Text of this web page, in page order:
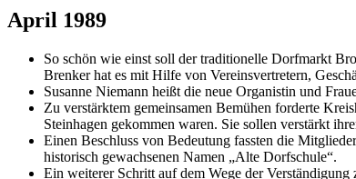
April 1989
So schön wie einst soll der traditionelle Dorfmarkt
Brenker hat es mit Hilfe von Vereinsvertretern,
Susanne Niemann heißt die neue Organistin und
Zu verstärktem gemeinsamen Bemühen forderte
Steinhagen gekommen waren. Sie sollen verstärkt
Einen Beschluss von Bedeutung fassten die
historisch gewachsenen Namen „Alte Dorfschule“.
Ein weiterer Schritt auf dem Wege der